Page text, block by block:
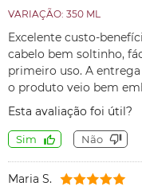
VARIAÇÃO: 350 ML
Excelente custo-
cabelo bem soltinho,
primeiro uso. A
o produto veio bem
Esta avaliação foi útil?
Sim Não
Maria S.